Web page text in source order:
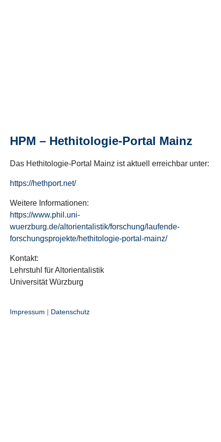
HPM – Hethitologie-Portal Mainz
Das Hethitologie-Portal Mainz ist aktuell erreichbar unter:
https://hethport.net/
Weitere Informationen:
https://www.phil.uni-
wuerzburg.de/altorientalistik/forschung/laufende-
forschungsprojekte/hethitologie-portal-mainz/
Kontakt:
Lehrstuhl für Altorientalistik
Universität Würzburg
Impressum | Datenschutz